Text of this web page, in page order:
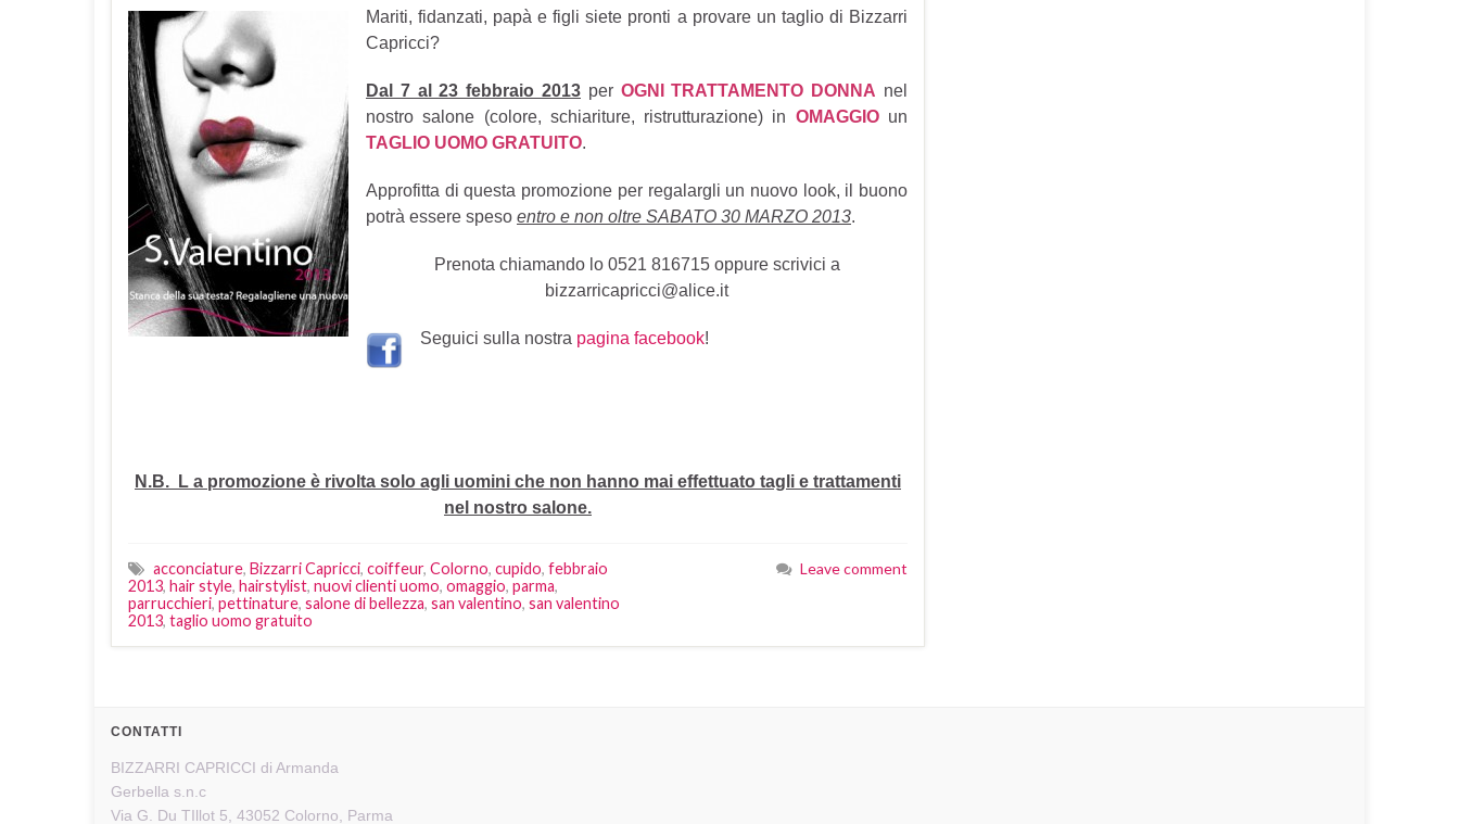
Mariti, fidanzati, papà e figli siete pronti a provare un taglio di Bizzarri
Capricci?
Dal 7 al 23 febbraio 2013 per OGNI TRATTAMENTO DONNA nel
nostro salone (colore, schiariture, ristrutturazione) in OMAGGIOun
TAGLIO UOMO GRATUITO.
Approfitta di questa promozione per regalargli un nuovo look, il buono
potrà essere speso entro e non oltre SABATO 30 MARZO 2013.
Prenota chiamando lo 0521 816715 oppure scrivici a
bizzarricapricci@alice.it
Seguici sulla nostra pagina facebook!
N.B. L a promozione è rivolta solo agli uomini che non hanno mai effettuato tagli e trattamenti
nel nostro salone.
acconciature, Bizzarri Capricci, coiffeur, Colorno, cupido, febbraio
2013, hair style, hairstylist, nuovi clienti uomo, omaggio, parma,
parrucchieri, pettinature, salone di bellezza, san valentino, san valentino
2013, taglio uomo gratuito
Leave comment
CONTATTI
BIZZARRI CAPRICCI di Armanda
Gerbella s.n.c
Via G. Du TIllot 5, 43052 Colorno, Parma